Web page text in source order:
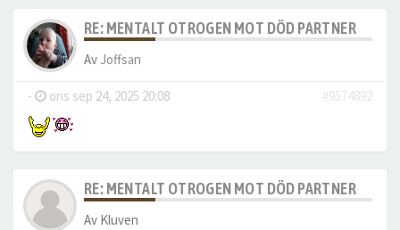
RE: MENTALT OTROGEN MOT DÖD PARTNER
Av Joffsan
- ons sep 24, 2025 20:08 #9574892
RE: MENTALT OTROGEN MOT DÖD PARTNER
Av Kluven